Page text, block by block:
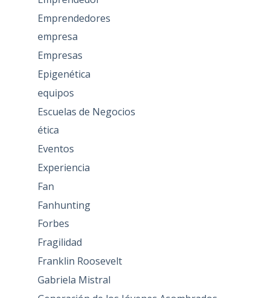
Emprendedores
empresa
Empresas
Epigenética
equipos
Escuelas de Negocios
ética
Eventos
Experiencia
Fan
Fanhunting
Forbes
Fragilidad
Franklin Roosevelt
Gabriela Mistral